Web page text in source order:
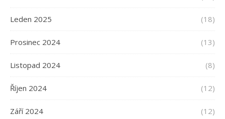
Leden 2025 (18)
Prosinec 2024 (13)
Listopad 2024 (8)
Říjen 2024 (12)
Září 2024 (12)